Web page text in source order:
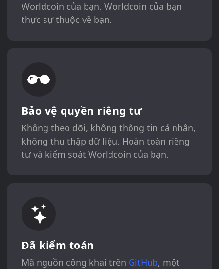
Worldcoin của bạn. Worldcoin của bạn
thực sự thuộc về bạn.
Bảo vệ quyền riêng tư
Không theo dõi, không thông tin cá nhân,
không thu thập dữ liệu. Hoàn toàn riêng
tư và kiểm soát Worldcoin của bạn.
Đã kiểm toán
Mã nguồn công khai trên GitHub, một